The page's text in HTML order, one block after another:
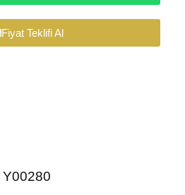
Fiyat Teklifi Al
Y00280